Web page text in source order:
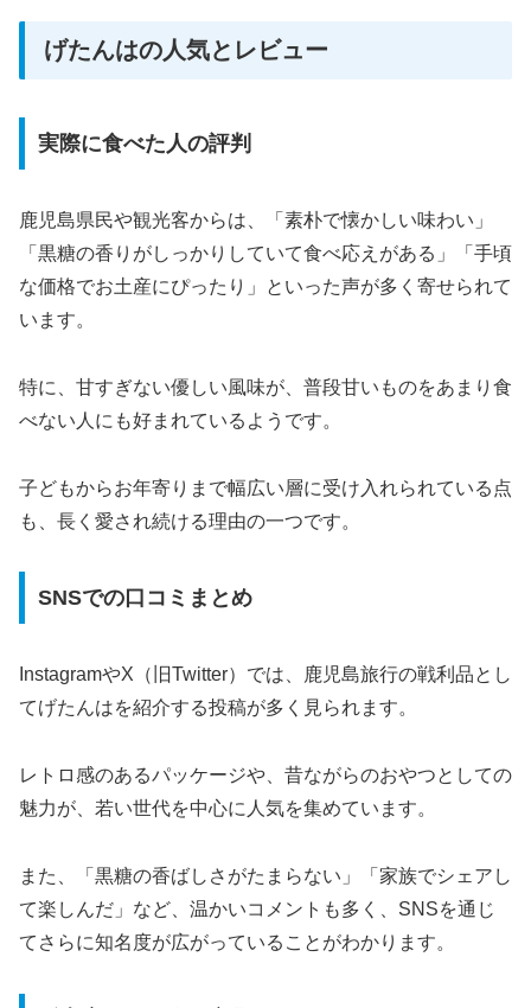
げたんはの人気とレビュー
実際に食べた人の評判
鹿児島県民や観光客からは、「素朴で懐かしい味わい」
「黒糖の香りがしっかりしていて食べ応えがある」「手頃
な価格でお土産にぴったり」といった声が多く寄せられて
います。
特に、甘すぎない優しい風味が、普段甘いものをあまり食
べない人にも好まれているようです。
子どもからお年寄りまで幅広い層に受け入れられている点
も、長く愛され続ける理由の一つです。
SNSでの口コミまとめ
InstagramやX（旧Twitter）では、鹿児島旅行の戦利品とし
てげたんはを紹介する投稿が多く見られます。
レトロ感のあるパッケージや、昔ながらのおやつとしての
魅力が、若い世代を中心に人気を集めています。
また、「黒糖の香ばしさがたまらない」「家族でシェアし
て楽しんだ」など、温かいコメントも多く、SNSを通じ
てさらに知名度が広がっていることがわかります。